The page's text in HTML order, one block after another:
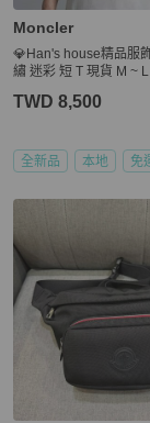
Moncler
💎Han's house精品服
繡 迷彩 短 T 現貨 M ~
TWD 8,500
全新品 本地 免